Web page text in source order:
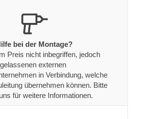
bei der Montage?
Preis nicht inbegriffen, jedoch
externen
in Verbindung, welche
übernehmen können. Bitte
für weitere Informationen.